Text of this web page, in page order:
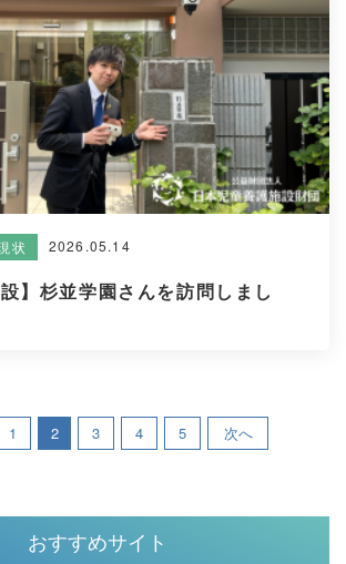
状 2026.05.14
設】杉並学園さんを訪問しまし
1 2 3 4 5 次へ
おすすめサイト